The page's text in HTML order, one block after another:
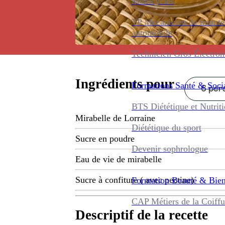
TP Mécanicien de
automobile
Technicien Gros
Formations Santé &
BTS Diététique et
Diététique du sport
Devenir sophrologue
Formation Beauté &
CAP Métiers de la
Ingrédients pour 6
Mirabelle de Lorraine
Sucre en poudre
Eau de vie de mirabelle
Sucre à confiture ( avec pectine)
Descriptif de la recette